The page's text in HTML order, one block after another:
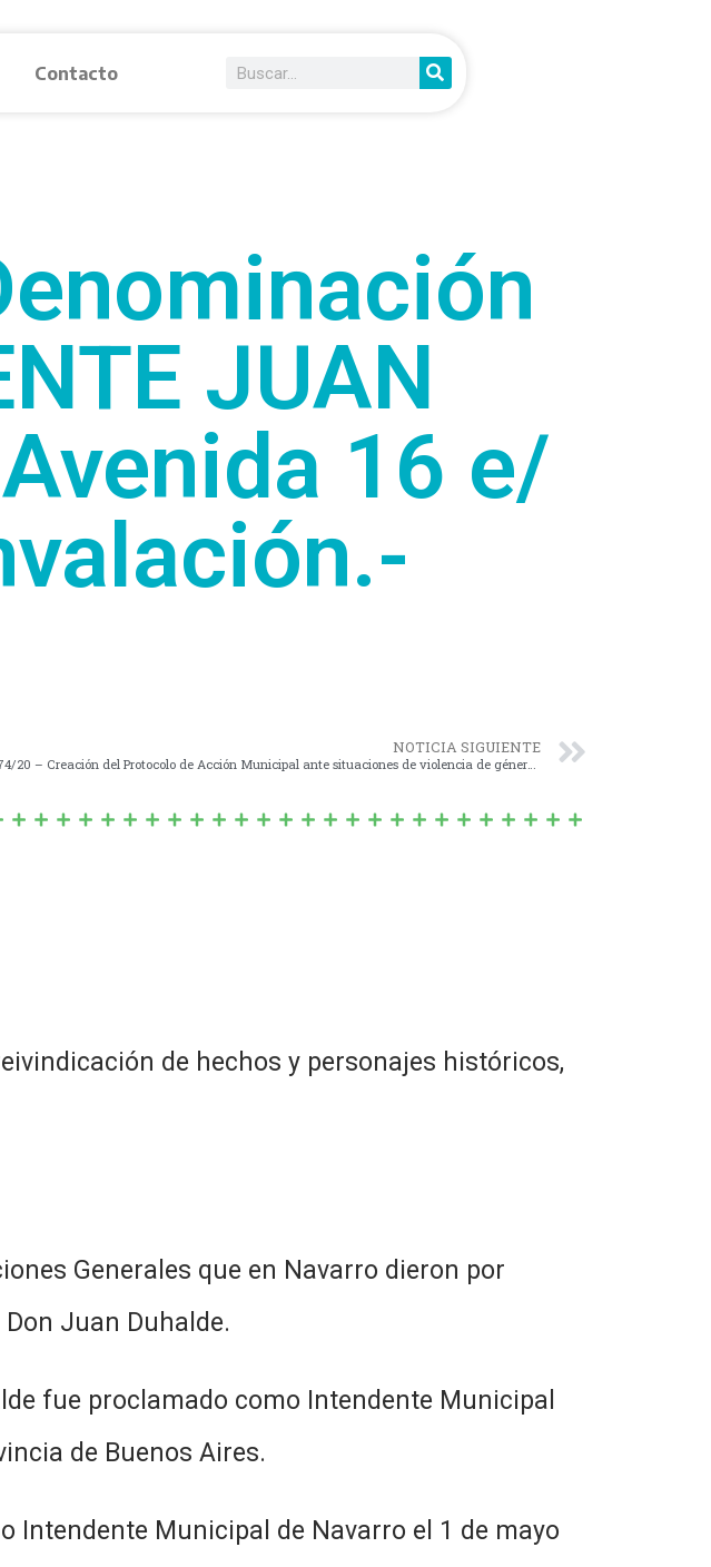
Contacto
JUAN
16 e/
NOTICIA SIGUIENTE
Nº 1574/20 – Creación del Protocolo de Acción Municipal ante situaciones de violencia de género o por razones de orientación sexual en el ámbito laboral.
de hechos y personajes históricos,
que en Navarro dieron por
Juan Duhalde.
como Intendente Municipal
de Buenos Aires.
Municipal de Navarro el 1 de mayo